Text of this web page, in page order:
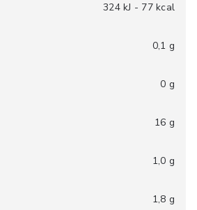
324 kJ - 77 kcal
0,1 g
0 g
16 g
1,0 g
1,8 g